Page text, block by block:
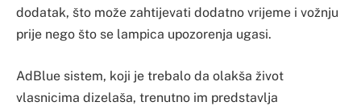
dodatak, što može zahtijevati dodatno vrijeme i vožnju
prije nego što se lampica upozorenja ugasi.
AdBlue sistem, koji je trebalo da olakša život
vlasnicima dizelaša, trenutno im predstavlja